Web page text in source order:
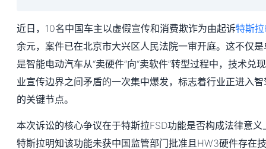
近日，10名中国车主以虚假宣传和消费欺诈为由起诉特斯拉
余元，案件已在北京市大兴区人民法院一审开庭。这不仅
是智能电动汽车从“卖硬件”向“卖软件”转型过程中，技术兑
业宣传边界之间矛盾的一次集中爆发，标志着行业正进入
的关键节点。
本次诉讼的核心争议在于特斯拉FSD功能是否构成法律意义
特斯拉明知该功能未获中国监管部门批准且HW3硬件存在